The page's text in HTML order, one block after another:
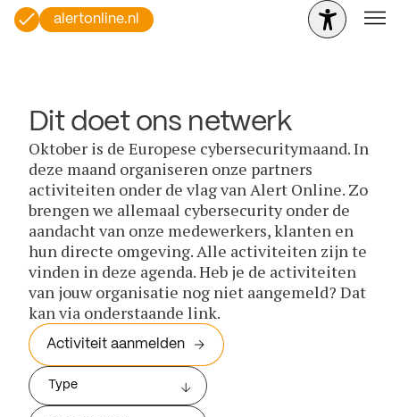
alertonline.nl
Dit doet ons netwerk
Oktober is de Europese cybersecuritymaand. In
deze maand organiseren onze partners
activiteiten onder de vlag van Alert Online. Zo
brengen we allemaal cybersecurity onder de
aandacht van onze medewerkers, klanten en
hun directe omgeving. Alle activiteiten zijn te
vinden in deze agenda. Heb je de activiteiten
van jouw organisatie nog niet aangemeld? Dat
kan via onderstaande link.
Activiteit aanmelden
Type